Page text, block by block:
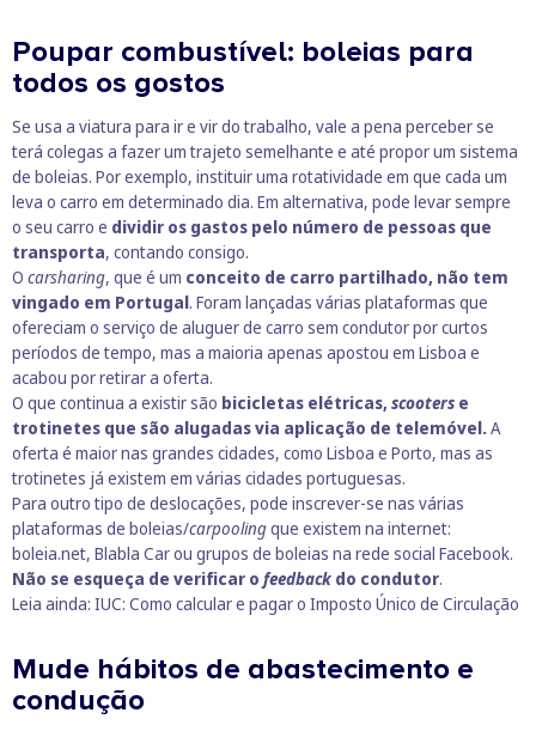
Poupar combustível: boleias para
todos os gostos
Se usa a viatura para ir e vir do trabalho, vale a pena perceber se
terá colegas a fazer um trajeto semelhante e até propor um sistema
de boleias. Por exemplo, instituir uma rotatividade em que cada um
leva o carro em determinado dia. Em alternativa, pode levar sempre
o seu carro e dividir os gastos pelo número de pessoas que
transporta, contando consigo.
O carsharing, que é um conceito de carro partilhado, não tem
vingado em Portugal. Foram lançadas várias plataformas que
ofereciam o serviço de aluguer de carro sem condutor por curtos
períodos de tempo, mas a maioria apenas apostou em Lisboa e
acabou por retirar a oferta.
O que continua a existir são bicicletas elétricas, scooters e
trotinetes que são alugadas via aplicação de telemóvel.A
oferta é maior nas grandes cidades, como Lisboa e Porto, mas as
trotinetes já existem em várias cidades portuguesas.
Para outro tipo de deslocações, pode inscrever-se nas várias
plataformas de boleias/carpoolingque existem na internet:
boleia.net, Blabla Car ou grupos de boleias na rede social Facebook.
Não se esqueça de verificar o feedback do condutor.
Leia ainda: IUC: Como calcular e pagar o Imposto Único de Circulação
Mude hábitos de abastecimento e
condução